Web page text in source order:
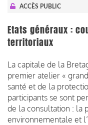
ACCÈS PUBLIC
Etats généraux :
territoriaux
La capitale de la
premier atelier «
santé et de la
participants se sont
de la consultation : la
environnementale et